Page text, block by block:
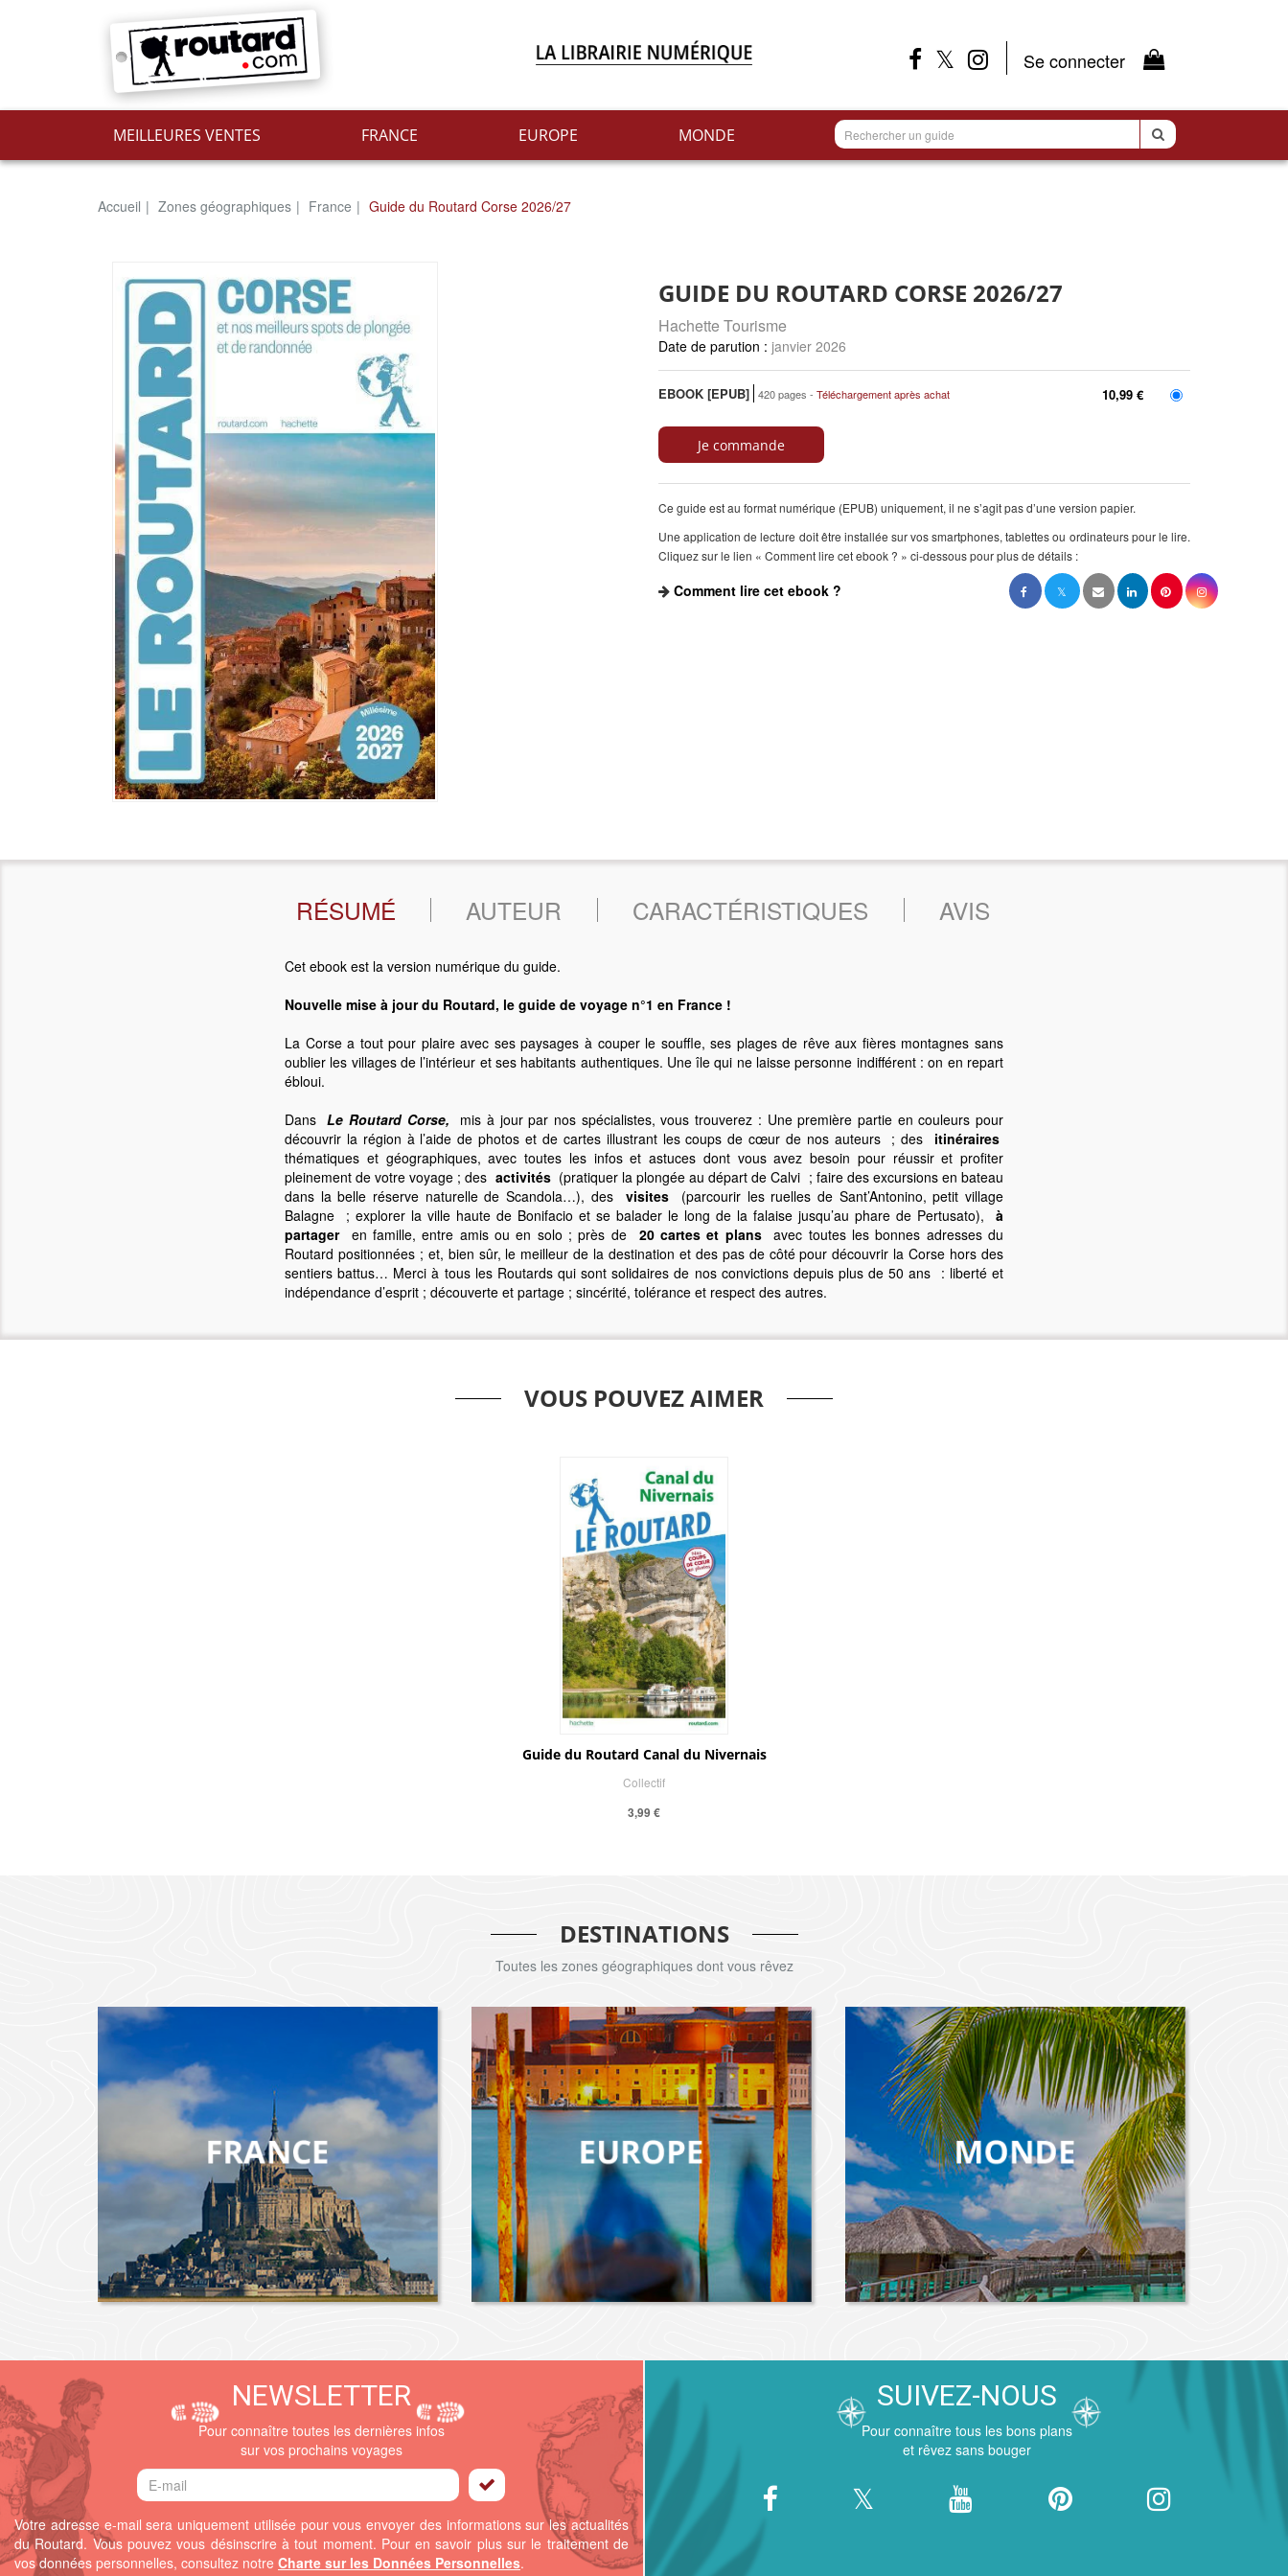
Se connecter
MEILLEURES VENTES FRANCE EUROPE MONDE
SUR
LE
Accueil
Zones géographiques France Guide du Routard Corse 2026/27
GUIDE DU ROUTARD CORSE 2026/27
Hachette Tourisme
janvier 2026
EBOOK [EPUB] 420 pages Téléchargement après achat 10,99 €
Ce guide est au format numérique (EPUB) uniquement, il ne s’agit pas d’une version papier.
Une application de lecture doit être installée sur vos smartphones, tablettes ou ordinateurs pour le lire.
Cliquez sur le lien « Comment lire cet ebook ? » ci-dessous pour plus de détails :
Comment lire cet ebook ?
RÉSUMÉ AUTEUR CARACTÉRISTIQUES AVIS
Cet ebook est la version numérique du guide.
Nouvelle mise à jour du Routard, le guide de voyage n°1 en France !
La Corse a tout pour plaire avec ses paysages à couper le souffle, ses plages de rêve aux fières montagnes sans
oublier les villages de l’intérieur et ses habitants authentiques. Une île qui ne laisse personne indifférent : on en repart
ébloui.
DansLe Routard Corse, mis à jour par nos spécialistes, vous trouverez : Une première partie en couleurs pour
découvrir la région à l’aide de photos et de cartes illustrant les coups de cœur de nos auteurs ; des itinéraires
thématiques et géographiques, avec toutes les infos et astuces dont vous avez besoin pour réussir et profiter
pleinement de votre voyage ; des activités (pratiquer la plongée au départ de Calvi ; faire des excursions en bateau
dans la belle réserve naturelle de Scandola…), desvisites(parcourir les ruelles de Sant’Antonino, petit village
Balagne ; explorer la ville haute de Bonifacio et se balader le long de la falaise jusqu’au phare de Pertusato), à
partageren famille, entre amis ou en solo ; près de 20 cartes et plansavec toutes les bonnes adresses du
Routard positionnées ; et, bien sûr, le meilleur de la destination et des pas de côté pour découvrir la Corse hors des
sentiers battus… Merci à tous les Routards qui sont solidaires de nos convictions depuis plus de 50 ans : liberté et
indépendance d’esprit ; découverte et partage ; sincérité, tolérance et respect des autres.
VOUS POUVEZ AIMER
Guide du Routard Canal du Nivernais
Collectif
3,99 €
DESTINATIONS
Toutes les zones géographiques dont vous rêvez
NEWSLETTER
Pour connaître toutes les dernières infos
sur vos prochains voyages
Votre adresse e-mail sera uniquement utilisée pour vous envoyer des informations sur les actualités
du Routard. Vous pouvez vous désinscrire à tout moment. Pour en savoir plus sur le traitement de
vos données personnelles, consultez notre Charte sur les Données Personnelles.
SUIVEZ-NOUS
Pour connaître tous les bons plans
et rêvez sans bouger